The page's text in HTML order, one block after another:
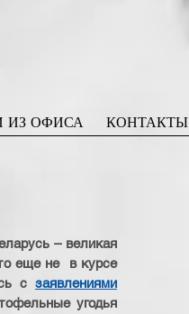
ИЗ ОФИСА КОНТАКТЫ
– великая
еще не  в курсе
с заявлениями
угодья